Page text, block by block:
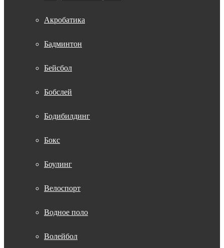
Акробатика
Бадминтон
Бейсбол
Бобслей
Бодибилдинг
Бокс
Боулинг
Велоспорт
Водное поло
Волейбол